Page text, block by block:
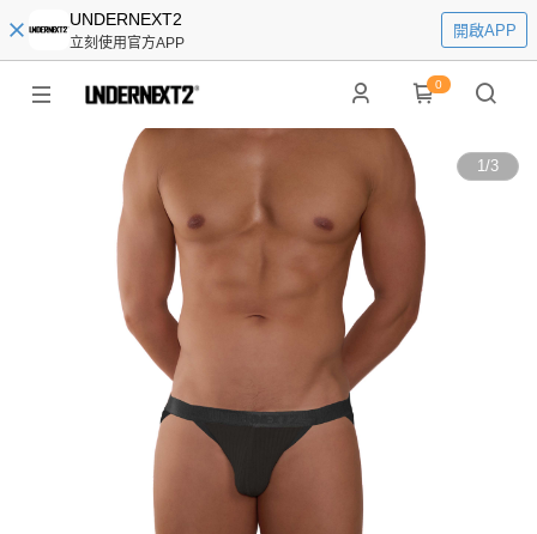
UNDERNEXT2
立刻使用官方APP
開啟APP
0
1/3